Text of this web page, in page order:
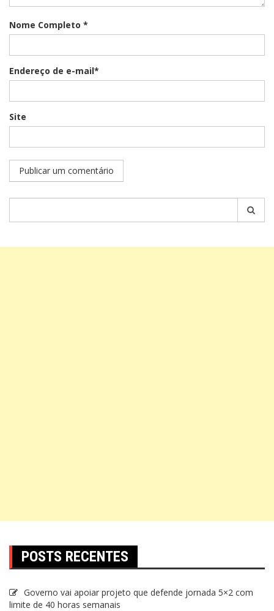
Nome Completo *
Endereço de e-mail*
Site
POSTS RECENTES
Governo vai apoiar projeto que defende jornada 5×2 com
limite de 40 horas semanais